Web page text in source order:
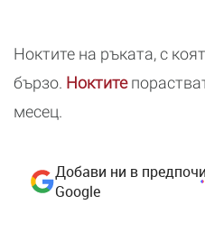
Ноктите на ръката, с
бързо. Ноктите
месец.
Добави ни в
Google